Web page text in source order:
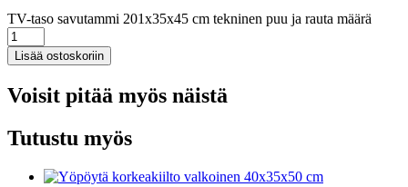
TV-taso savutammi 201x35x45 cm tekninen puu ja rauta määrä
Lisää ostoskoriin
Voisit pitää myös näistä
Tutustu myös